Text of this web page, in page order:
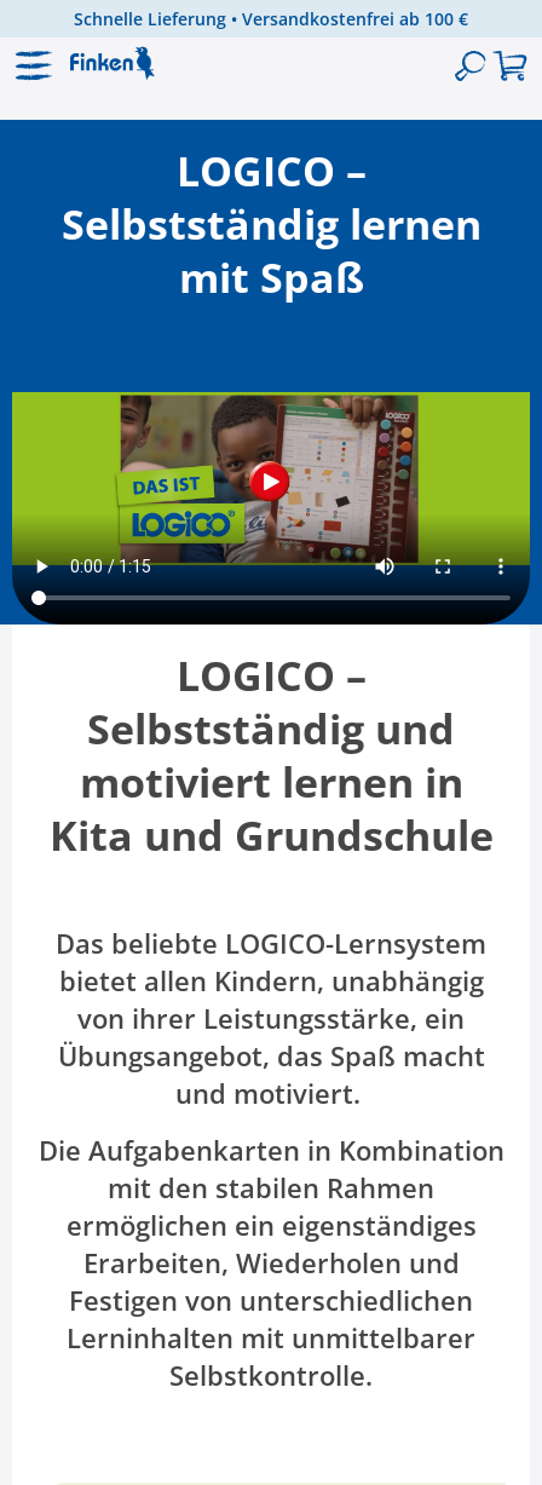
Zum Hauptinhalt springen
Schnelle Lieferung • Versandkostenfrei ab 100 €
LOGICO –
Selbstständig lernen
mit Spaß
LOGICO –
Selbstständig und
motiviert lernen in
Kita und Grundschule
Das beliebte LOGICO-Lernsystem
bietet allen Kindern, unabhängig
von ihrer Leistungsstärke, ein
Übungsangebot, das Spaß macht
und motiviert.
Die Aufgabenkarten in Kombination
mit den stabilen Rahmen
ermöglichen ein eigenständiges
Erarbeiten, Wiederholen und
Festigen von unterschiedlichen
Lerninhalten mit unmittelbarer
Selbstkontrolle.